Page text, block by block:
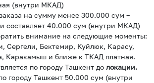
(внутри МКАД)
на сумму менее 300.000 сум –
и составляет 40.000 сум (внутри МКАД)
внимание на следующие моменты:
Сергели, Бектемир, Куйлюк, Карасу,
Каракамыш и ближе к ТКАД платная.
по городу Ташкент до локации.
городу Ташкент 50.000 сум (внутри